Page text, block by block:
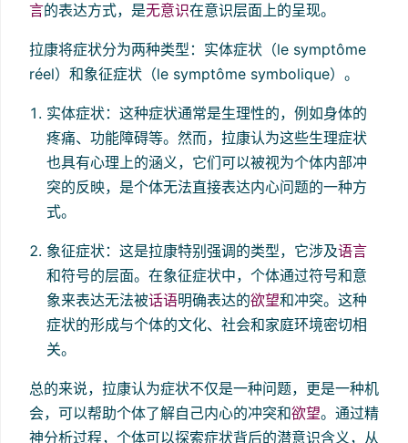
言的表达方式，是无意识在意识层面上的呈现。
拉康将症状分为两种类型：实体症状（le symptôme
réel）和象征症状（le symptôme symbolique）。
实体症状：这种症状通常是生理性的，例如身体的
疼痛、功能障碍等。然而，拉康认为这些生理症状
也具有心理上的涵义，它们可以被视为个体内部冲
突的反映，是个体无法直接表达内心问题的一种方
式。
象征症状：这是拉康特别强调的类型，它涉及语言
和符号的层面。在象征症状中，个体通过符号和意
象来表达无法被话语明确表达的欲望和冲突。这种
症状的形成与个体的文化、社会和家庭环境密切相
关。
总的来说，拉康认为症状不仅是一种问题，更是一种机
会，可以帮助个体了解自己内心的冲突和欲望。通过精
神分析过程，个体可以探索症状背后的潜意识含义，从